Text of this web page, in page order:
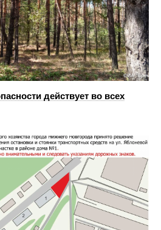
действует во всех